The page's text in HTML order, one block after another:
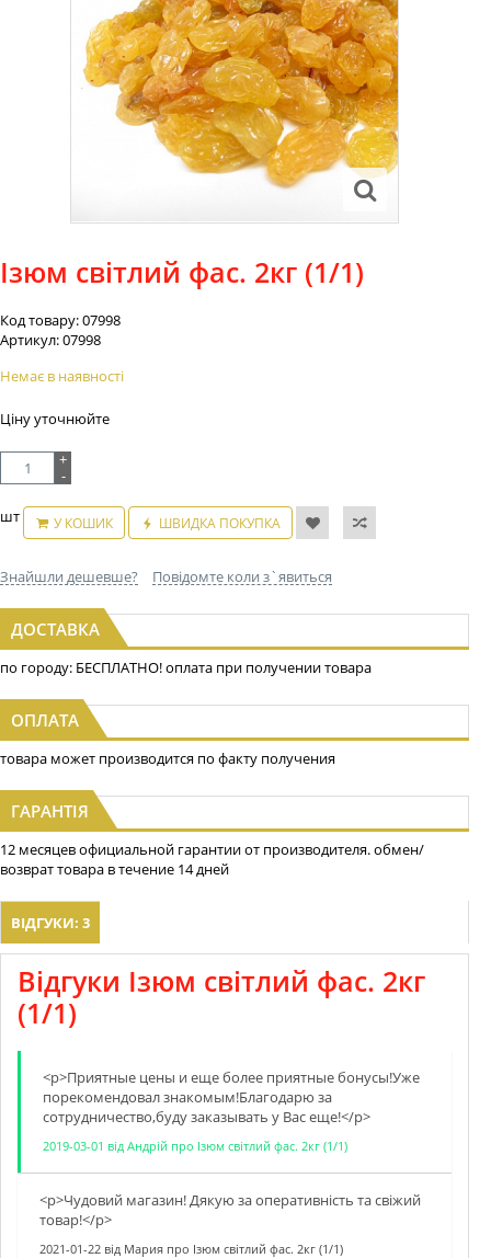
Ізюм світлий фас. 2кг (1/1)
Код товару:07998
Артикул:07998
Немає в наявності
Ціну уточнюйте
+
-
шт У КОШИК ШВИДКА ПОКУПКА
Знайшли дешевше? Повідомте коли з`явиться
ДОСТАВКА
по городу: БЕСПЛАТНО! оплата при получении товара
ОПЛАТА
товара может производится по факту получения
ГАРАНТІЯ
12 месяцев официальной гарантии от производителя. обмен/
возврат товара в течение 14 дней
ВІДГУКИ: 3
Відгуки Ізюм світлий фас. 2кг
(1/1)
<p>Приятные цены и еще более приятные бонусы!Уже
порекомендовал знакомым!Благодарю за
сотрудничество,буду заказывать у Вас еще!</p>
2019-03-01 від Андрій про Ізюм світлий фас. 2кг (1/1)
<p>Чудовий магазин! Дякую за оперативнiсть та свiжий
товар!</p>
2021-01-22 від Мария про Ізюм світлий фас. 2кг (1/1)